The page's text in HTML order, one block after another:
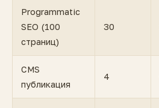
Programmatic
SEO (100
страниц)
30
CMS
публикация
4